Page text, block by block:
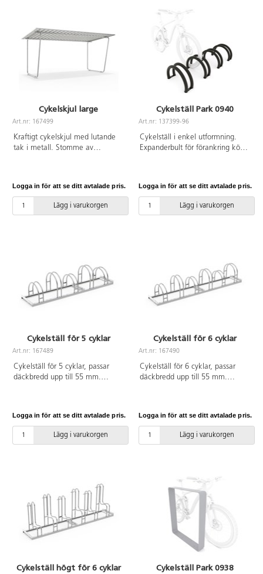
Cykelskjul large
Art.nr: 167499
Kraftigt cykelskjul med lutande
tak i metall. Stomme av
Logga in för att se ditt avtalade pris.
Lägg i varukorgen
Cykelställ Park 0940
Art.nr: 137399-96
Cykelställ i enkel utformning.
Expanderbult för förankring köps
användas. Den senaste versionen
finns att tillgå på begäran.
Inkluderar markförankring K4.
Logga in för att se ditt avtalade pris.
Lägg i varukorgen
Cykelställ för 5 cyklar
Art.nr: 167489
Cykelställ för 5 cyklar, passar
däckbredd upp till 55 mm.
Logga in för att se ditt avtalade pris.
Lägg i varukorgen
Cykelställ för 6 cyklar
Art.nr: 167490
Cykelställ för 6 cyklar, passar
däckbredd upp till 55 mm.
Logga in för att se ditt avtalade pris.
Lägg i varukorgen
Cykelställ högt för 6 cyklar Cykelställ Park 0938